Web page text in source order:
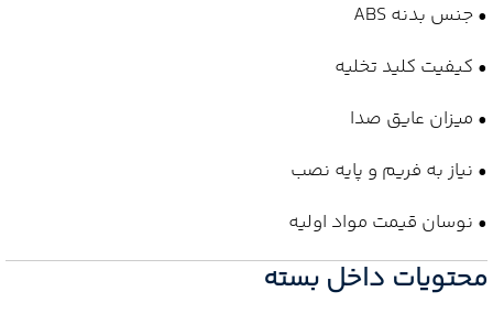
• جنس بدنه ABS
• کیفیت کلید تخلیه
• میزان عایق صدا
• نیاز به فریم و پایه نصب
• نوسان قیمت مواد اولیه
محتویات داخل بسته